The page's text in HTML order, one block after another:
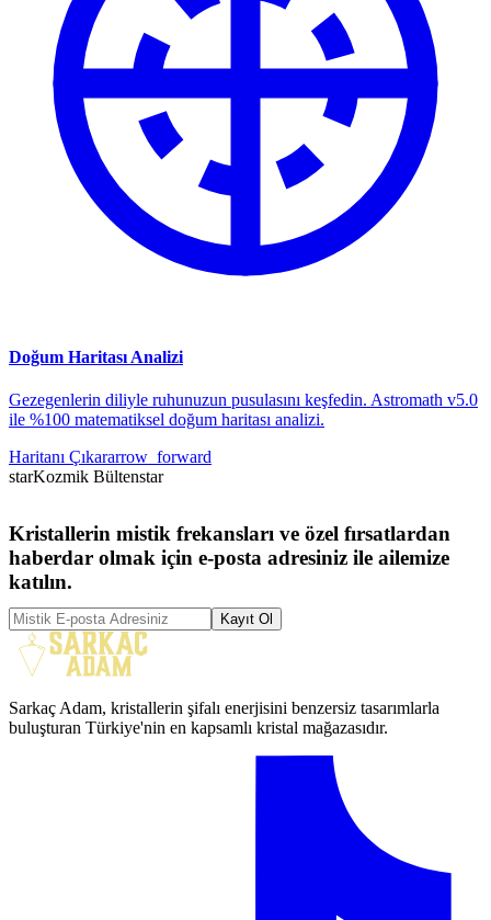
Doğum Haritası Analizi
Gezegenlerin diliyle ruhunuzun pusulasını keşfedin. Astromath v5.0
ile %100 matematiksel doğum haritası analizi.
Haritanı Çıkararrow_forward
starKozmik Bültenstar
Kristallerin mistik frekansları ve özel fırsatlardan
haberdar olmak için e-posta adresiniz ile ailemize
katılın.
Kayıt Ol
Sarkaç Adam, kristallerin şifalı enerjisini benzersiz tasarımlarla
buluşturan Türkiye'nin en kapsamlı kristal mağazasıdır.